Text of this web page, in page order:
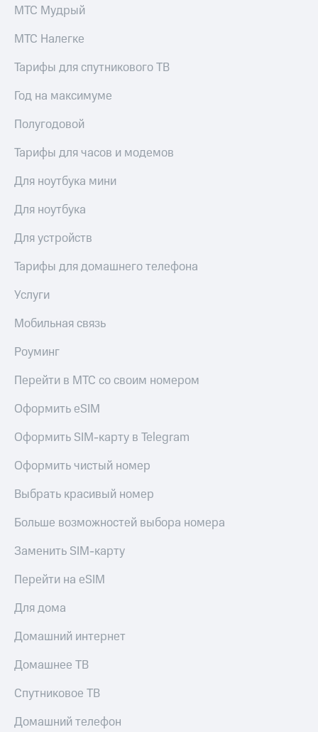
МТС Мудрый
МТС Налегке
Тарифы для спутникового ТВ
Год на максимуме
Полугодовой
Тарифы для часов и модемов
Для ноутбука мини
Для ноутбука
Для устройств
Тарифы для домашнего телефона
Услуги
Мобильная связь
Роуминг
Перейти в МТС со своим номером
Оформить eSIM
Оформить SIM-карту в Telegram
Оформить чистый номер
Выбрать красивый номер
Больше возможностей выбора номера
Заменить SIM-карту
Перейти на eSIM
Для дома
Домашний интернет
Домашнее ТВ
Спутниковое ТВ
Домашний телефон